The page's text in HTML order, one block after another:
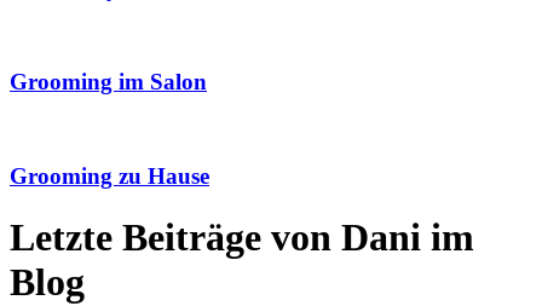
Grooming im Salon
Grooming zu Hause
Letzte Beiträge von Dani im
Blog